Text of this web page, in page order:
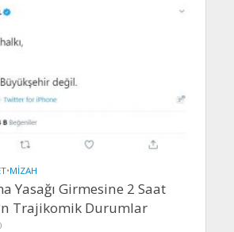
•MIZAH
Yasağı Girmesine 2 Saat
Trajikomik Durumlar